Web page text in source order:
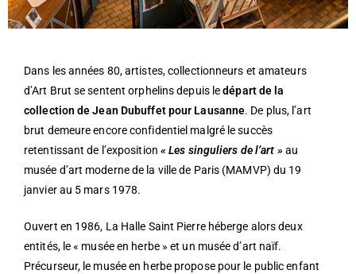
Dans les années 80, artistes, collectionneurs et amateurs
d’Art Brut se sentent orphelins depuis ledépart de la
collection de Jean Dubuffet pour Lausanne. De plus, l’art
brut demeure encore confidentiel malgré le succès
retentissant de l’exposition « Les singuliers de l’art » au
musée d’art moderne de la ville de Paris (MAMVP) du 19
janvier au 5 mars 1978.
Ouvert en 1986, La Halle Saint Pierre héberge alors deux
entités, le « musée en herbe » et un musée d’art naïf.
Précurseur, le musée en herbe propose pour le public enfant